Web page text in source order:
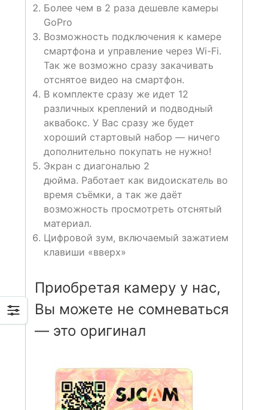
Более чем в 2 раза дешевле камеры
GoPro
Возможность подключения к камере
смартфона и управление через Wi-Fi.
Так же возможно сразу закачивать
отснятое видео на смартфон.
В комплекте сразу же идет 12
различных креплений и подводный
аквабокс. У Вас сразу же будет
хороший стартовый набор — ничего
дополнительно покупать не нужно!
Экран с диагональю 2
дюйма. Работает как видоискатель во
время съёмки, а так же даёт
возможность просмотреть отснятый
материал.
Цифровой зум, включаемый зажатием
клавиши «вверх»
Приобретая камеру у нас,
Вы можете не сомневаться
— это оригинал